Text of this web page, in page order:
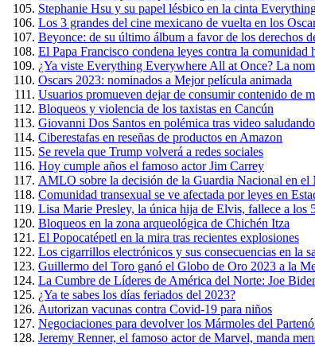
Stephanie Hsu y su papel lésbico en la cinta
Los 3 grandes del cine mexicano de vuelta en los
Beyonce: de su último álbum a favor de los derechos
El Papa Francisco condena leyes contra la comunidad
¿Ya viste Everything Everywhere All at Once? La
Oscars 2023: nominados a Mejor película animada
Usuarios promueven dejar de consumir contenido de
Bloqueos y violencia de los taxistas en Cancún
Giovanni Dos Santos en polémica tras video
Ciberestafas en reseñas de productos en Amazon
Se revela que Trump volverá a redes sociales
Hoy cumple años el famoso actor Jim Carrey
AMLO sobre la decisión de la Guardia Nacional en el
Comunidad transexual se ve afectada por leyes en
Lisa Marie Presley, la única hija de Elvis, fallece a los
Bloqueos en la zona arqueológica de Chichén Itza
El Popocatépetl en la mira tras recientes explosiones
Los cigarrillos electrónicos y sus consecuencias en la
Guillermo del Toro ganó el Globo de Oro 2023 a la
La Cumbre de Líderes de América del Norte: Joe
¿Ya te sabes los días feriados del 2023?
Autorizan vacunas contra Covid-19 para niños
Negociaciones para devolver los Mármoles del
Jeremy Renner, el famoso actor de Marvel, manda